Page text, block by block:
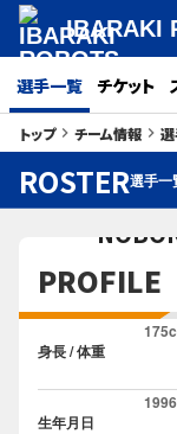
IBARAKI
選手一覧 チケット
トップkeyboard_arrow_right チーム情報 keyboard_arrow_right
ROSTER選手一
3長谷
PROFILE
身長 / 体重
生年月日